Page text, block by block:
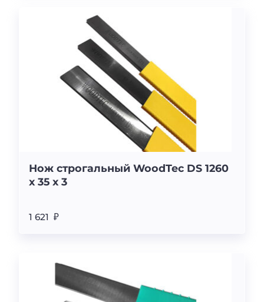
Нож строгальный WoodTec DS 1260
x 35 x 3
1 621 ₽